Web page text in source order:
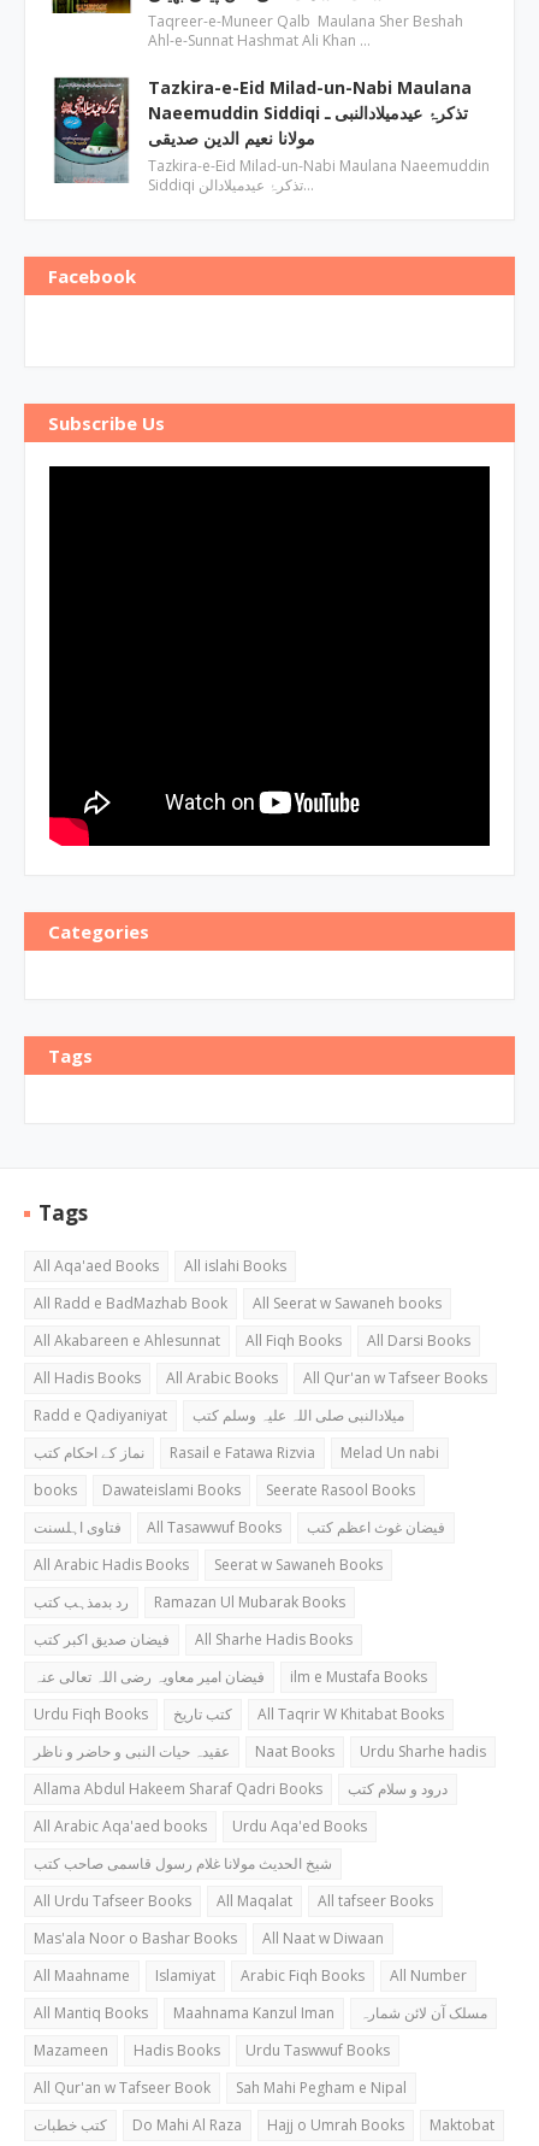
Taqreer-e-Muneer Qalb Maulana Sher Beshah
Ahl-e-Sunnat Hashmat Ali Khan …
Tazkira-e-Eid Milad-un-Nabi Maulana
Naeemuddin Siddiqi تذکرۂ عیدمیلادالنبی ـ
مولانا نعیم الدین صدیقی
Tazkira-e-Eid Milad-un-Nabi Maulana Naeemuddin
Siddiqi تذکرۂ عیدمیلادالن…
Facebook
Subscribe Us
Categories
Tags
Tags
All Aqa'aed Books
All islahi Books
All Radd e BadMazhab Book
All Seerat w Sawaneh books
All Akabareen e Ahlesunnat
All Fiqh Books
All Darsi Books
All Hadis Books
All Arabic Books
All Qur'an w Tafseer Books
Radd e Qadiyaniyat
میلادالنبی صلی اللہ علیہ وسلم کتب
نماز کے احکام کتب
Rasail e Fatawa Rizvia
Melad Un nabi
books
Dawateislami Books
Seerate Rasool Books
فتاوی اہلسنت
All Tasawwuf Books
فیضان غوث اعظم کتب
All Arabic Hadis Books
Seerat w Sawaneh Books
رد بدمذہب کتب
Ramazan Ul Mubarak Books
فیضان صدیق اکبر کتب
All Sharhe Hadis Books
فیضان امیر معاویہ رضی اللہ تعالی عنہ
ilm e Mustafa Books
Urdu Fiqh Books
کتب تاریخ
All Taqrir W Khitabat Books
عقیدہ حیات النبی و حاضر و ناظر
Naat Books
Urdu Sharhe hadis
Allama Abdul Hakeem Sharaf Qadri Books
درود و سلام کتب
All Arabic Aqa'aed books
Urdu Aqa'ed Books
شیخ الحدیث مولانا غلام رسول قاسمی صاحب کتب
All Urdu Tafseer Books
All Maqalat
All tafseer Books
Mas'ala Noor o Bashar Books
All Naat w Diwaan
All Maahname
Islamiyat Arabic Fiqh Books
All Number
All Mantiq Books
Maahnama Kanzul Iman
مسلک آن لائن شمارہ
Mazameen
Hadis Books
Urdu Taswwuf Books
All Qur'an w Tafseer Book
Sah Mahi Pegham e Nipal
کتب خطبات
Do Mahi Al Raza Hajj o Umrah Books
Maktobat